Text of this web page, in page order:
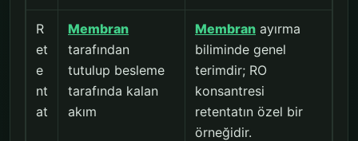
R
et
e
nt
at
Membran
tarafından
tutulup besleme
tarafında kalan
akım
Membran ayırma
biliminde genel
terimdir; RO
konsantresi
retentatın özel bir
örneğidir.